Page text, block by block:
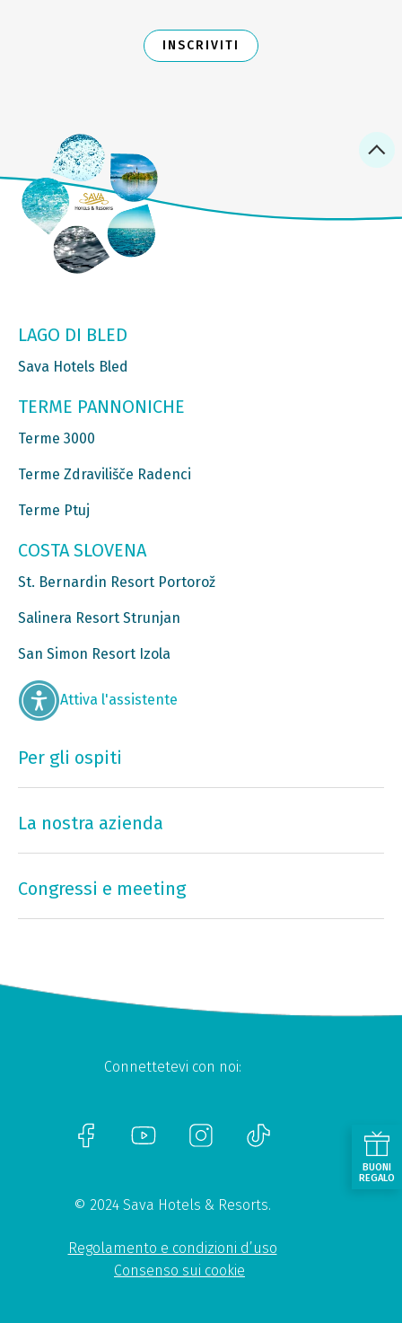
INSCRIVITI
LAGO DI BLED
Sava Hotels Bled
TERME PANNONICHE
Terme 3000
Terme Zdravilišče Radenci
Terme Ptuj
COSTA SLOVENA
St. Bernardin Resort Portorož
Salinera Resort Strunjan
San Simon Resort Izola
Attiva l'assistente
Per gli ospiti
La nostra azienda
Congressi e meeting
Connettetevi con noi:
© 2024 Sava Hotels & Resorts.
Regolamento e condizioni d’uso
Consenso sui cookie
BUONI
REGALO